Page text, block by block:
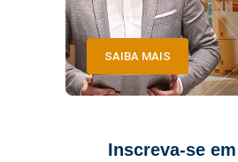
SAIBA MAIS
Inscreva-se em